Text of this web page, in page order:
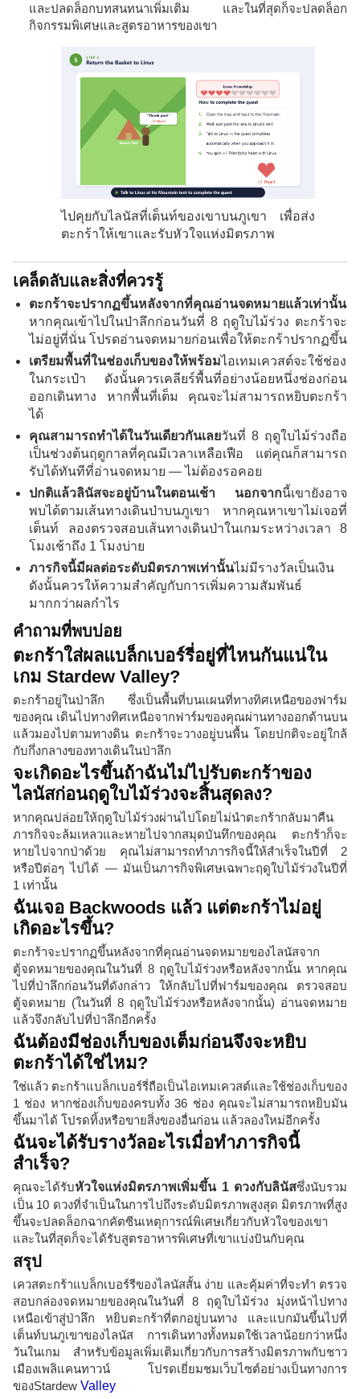
และปลดล็อกบทสนทนาเพิ่มเติม และในที่สุดก็จะปลดล็อก
กิจกรรมพิเศษและสูตรอาหารของเขา
ไปคุยกับไลนัสที่เต็นท์ของเขาบนภูเขา เพื่อส่ง
ตะกร้าให้เขาและรับหัวใจแห่งมิตรภาพ
เคล็ดลับและสิ่งที่ควรรู้
ตะกร้าจะปรากฏขึ้นหลังจากที่คุณอ่านจดหมายแล้วเท่านั้น
หากคุณเข้าไปในป่าลึกก่อนวันที่ 8 ฤดูใบไม้ร่วง ตะกร้าจะ
ไม่อยู่ที่นั่น โปรดอ่านจดหมายก่อนเพื่อให้ตะกร้าปรากฏขึ้น
เตรียมพื้นที่ในช่องเก็บของให้พร้อมไอเทมเควสต์จะใช้ช่อง
ในกระเป๋า ดังนั้นควรเคลียร์พื้นที่อย่างน้อยหนึ่งช่องก่อน
ออกเดินทาง หากพื้นที่เต็ม คุณจะไม่สามารถหยิบตะกร้า
ได้
คุณสามารถทำได้ในวันเดียวกันเลยวันที่ 8 ฤดูใบไม้ร่วงถือ
เป็นช่วงต้นฤดูกาลที่คุณมีเวลาเหลือเฟือ แต่คุณก็สามารถ
รับได้ทันทีที่อ่านจดหมาย — ไม่ต้องรอคอย
ปกติแล้วลินัสจะอยู่บ้านในตอนเช้า นอกจากนี้เขายังอาจ
พบได้ตามเส้นทางเดินป่าบนภูเขา หากคุณหาเขาไม่เจอที่
เต็นท์ ลองตรวจสอบเส้นทางเดินป่าในเกมระหว่างเวลา 8
โมงเช้าถึง 1 โมงบ่าย
ภารกิจนี้มีผลต่อระดับมิตรภาพเท่านั้นไม่มีรางวัลเป็นเงิน
ดังนั้นควรให้ความสำคัญกับการเพิ่มความสัมพันธ์
มากกว่าผลกำไร
คำถามที่พบบ่อย
ตะกร้าใส่ผลแบล็กเบอร์รี่อยู่ที่ไหนกันแน่ใน
เกม Stardew Valley?
ตะกร้าอยู่ในป่าลึก ซึ่งเป็นพื้นที่บนแผนที่ทางทิศเหนือของฟาร์ม
ของคุณ เดินไปทางทิศเหนือจากฟาร์มของคุณผ่านทางออกด้านบน
แล้วมองไปตามทางดิน ตะกร้าจะวางอยู่บนพื้น โดยปกติจะอยู่ใกล้
กับกึ่งกลางของทางเดินในป่าลึก
จะเกิดอะไรขึ้นถ้าฉันไม่ไปรับตะกร้าของ
ไลนัสก่อนฤดูใบไม้ร่วงจะสิ้นสุดลง?
หากคุณปล่อยให้ฤดูใบไม้ร่วงผ่านไปโดยไม่นำตะกร้ากลับมาคืน
ภารกิจจะล้มเหลวและหายไปจากสมุดบันทึกของคุณ ตะกร้าก็จะ
หายไปจากป่าด้วย คุณไม่สามารถทำภารกิจนี้ให้สำเร็จในปีที่ 2
หรือปีต่อๆ ไปได้ — มันเป็นภารกิจพิเศษเฉพาะฤดูใบไม้ร่วงในปีที่
1 เท่านั้น
ฉันเจอ Backwoods แล้ว แต่ตะกร้าไม่อยู่
เกิดอะไรขึ้น?
ตะกร้าจะปรากฏขึ้นหลังจากที่คุณอ่านจดหมายของไลนัสจาก
ตู้จดหมายของคุณในวันที่ 8 ฤดูใบไม้ร่วงหรือหลังจากนั้น หากคุณ
ไปที่ป่าลึกก่อนวันที่ดังกล่าว ให้กลับไปที่ฟาร์มของคุณ ตรวจสอบ
ตู้จดหมาย (ในวันที่ 8 ฤดูใบไม้ร่วงหรือหลังจากนั้น) อ่านจดหมาย
แล้วจึงกลับไปที่ป่าลึกอีกครั้ง
ฉันต้องมีช่องเก็บของเต็มก่อนจึงจะหยิบ
ตะกร้าได้ใช่ไหม?
ใช่แล้ว ตะกร้าแบล็กเบอร์รี่ถือเป็นไอเทมเควสต์และใช้ช่องเก็บของ
1 ช่อง หากช่องเก็บของครบทั้ง 36 ช่อง คุณจะไม่สามารถหยิบมัน
ขึ้นมาได้ โปรดทิ้งหรือขายสิ่งของอื่นก่อน แล้วลองใหม่อีกครั้ง
ฉันจะได้รับรางวัลอะไรเมื่อทำภารกิจนี้
สำเร็จ?
คุณจะได้รับหัวใจแห่งมิตรภาพเพิ่มขึ้น 1 ดวงกับลินัสซึ่งนับรวม
เป็น 10 ดวงที่จำเป็นในการไปถึงระดับมิตรภาพสูงสุด มิตรภาพที่สูง
ขึ้นจะปลดล็อกฉากคัตซีนเหตุการณ์พิเศษเกี่ยวกับหัวใจของเขา
และในที่สุดก็จะได้รับสูตรอาหารพิเศษที่เขาแบ่งปันกับคุณ
สรุป
เควสตะกร้าแบล็กเบอร์รีของไลนัสสั้น ง่าย และคุ้มค่าที่จะทำ ตรวจ
สอบกล่องจดหมายของคุณในวันที่ 8 ฤดูใบไม้ร่วง มุ่งหน้าไปทาง
เหนือเข้าสู่ป่าลึก หยิบตะกร้าที่ตกอยู่บนทาง และแบกมันขึ้นไปที่
เต็นท์บนภูเขาของไลนัส การเดินทางทั้งหมดใช้เวลาน้อยกว่าหนึ่ง
วันในเกม สำหรับข้อมูลเพิ่มเติมเกี่ยวกับการสร้างมิตรภาพกับชาว
เมืองเพลิแคนทาวน์ โปรดเยี่ยมชมเว็บไซต์อย่างเป็นทางการ
ของStardew Valley